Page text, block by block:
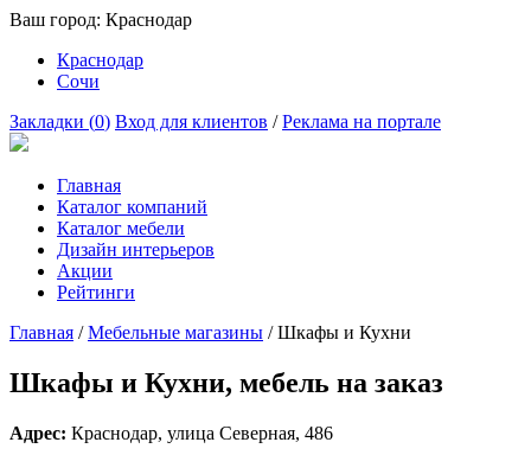
Ваш город: Краснодар
Краснодар
Сочи
Закладки (0) Вход для клиентов /Реклама на портале
Главная
Каталог компаний
Каталог мебели
Дизайн интерьеров
Акции
Рейтинги
Главная /Мебельные магазины /Шкафы и Кухни
Шкафы и Кухни, мебель на заказ
Адрес: Краснодар, улица Северная, 486